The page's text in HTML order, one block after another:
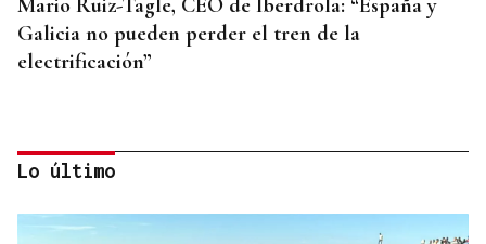
Mario Ruiz-Tagle, CEO de Iberdrola: “España y
Galicia no pueden perder el tren de la
electrificación”
Lo último